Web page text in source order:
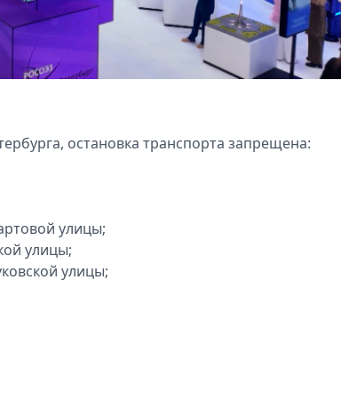
остановка транспорта запрещена:
улицы;
улицы;
улицы;